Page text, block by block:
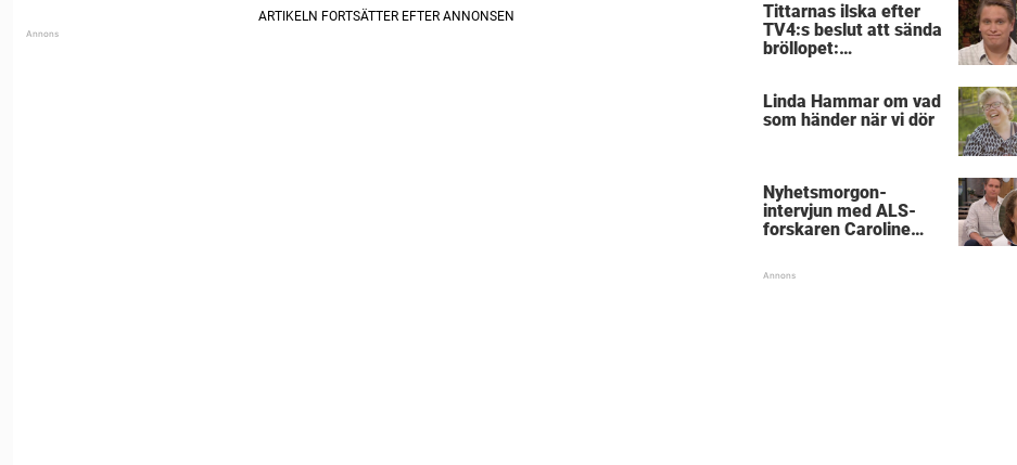
Tittarnas ilska efter
TV4:s beslut att sända
bröllopet:
Linda Hammar om vad
som händer när vi dör
Nyhetsmorgon-
intervjun med ALS-
forskaren Caroline